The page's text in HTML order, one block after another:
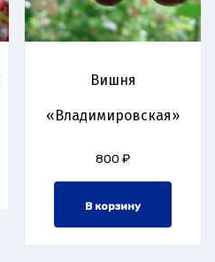
Вишня
«Владимировская»
800₽
В корзину